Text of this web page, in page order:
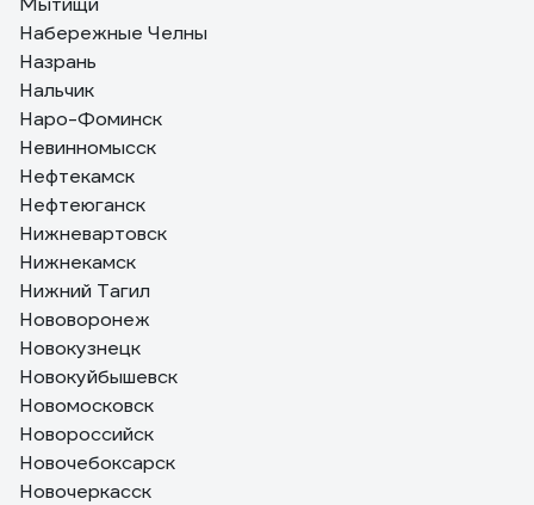
Набережные Челны
Назрань
Нальчик
Наро-Фоминск
Невинномысск
Нефтекамск
Нефтеюганск
Нижневартовск
Нижнекамск
Нижний Тагил
Нововоронеж
Новокузнецк
Новокуйбышевск
Новомосковск
Новороссийск
Новочебоксарск
Новочеркасск